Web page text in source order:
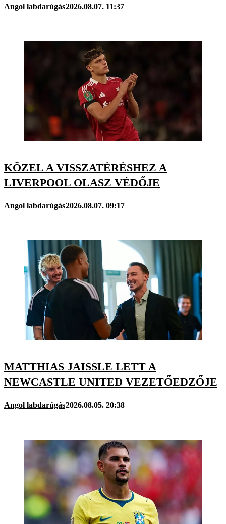
Angol labdarúgás2026.08.07. 11:37
KÖZEL A VISSZATÉRÉSHEZ A
LIVERPOOL OLASZ VÉDŐJE
Angol labdarúgás2026.08.07. 09:17
MATTHIAS JAISSLE LETT A
NEWCASTLE UNITED VEZETŐEDZŐJE
Angol labdarúgás2026.08.05. 20:38